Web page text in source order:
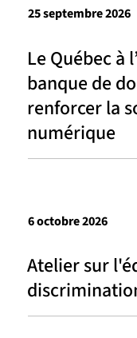
Le Québec à
banque de
renforcer la
numérique
25 septembre 2026
Atelier sur
6 octobre 2026